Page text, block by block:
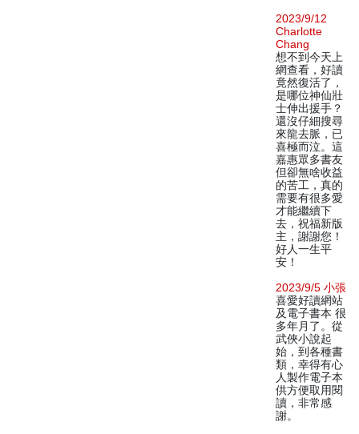
2023/9/12
Charlotte
Chang
想不到今天上
網查看，好讀
竟然復活了，
是哪位神仙壯
士伸出援手？
還沒仔細搜尋
來龍去脈，已
喜極而泣。這
嘉惠眾多書友
但卻無啥收益
的苦工，真的
需要有很多愛
才能繼續下
去，祝福新版
主，謝謝您！
好人一生平
安！
2023/9/5 小張
喜愛好讀網站
及電子書本 很
多年月了。從
武俠小說起
始，到各種書
類，幸得有心
人製作電子本
供方便取用閱
讀，非常感
謝。